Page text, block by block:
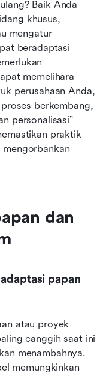
Baik Anda
khusus,
mengatur
beradaptasi
perusahaan Anda,
berkembang,
personalisasi”
praktik
dan
papan
atau proyek
canggih saat ini
menambahnya.
memungkinkan